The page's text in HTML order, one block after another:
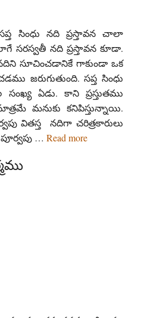
సింధు నది ప్రస్తావన చాలా
సరస్వతీ నది ప్రస్తావన కూడా.
సూచించడానికే గాకుండా ఒక
జరుగుతుంది. సప్త సింధు
ఏడు. కాని ప్రస్తుతము
మనుకు కనిపిస్తున్నాయి.
వితస్త నదిగా చరిత్రకారులు
… Read more